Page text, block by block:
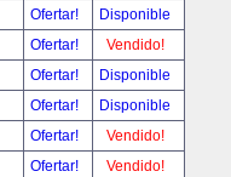
Ofertar!
Disponible
Ofertar!
Vendido!
Ofertar!
Disponible
Ofertar!
Disponible
Ofertar!
Vendido!
Ofertar!
Vendido!